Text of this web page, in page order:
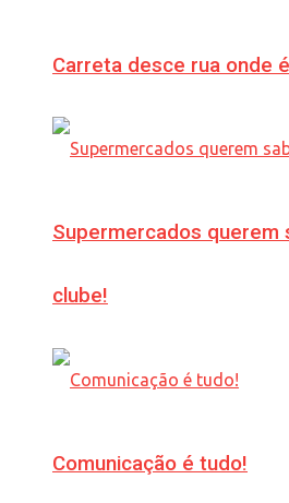
Carreta desce rua onde
Supermercados querem
clube!
Comunicação é tudo!